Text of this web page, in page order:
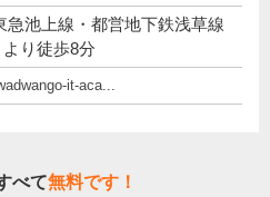
急池上線・都営地下鉄浅草線
より徒歩8分
it-aca...
べて無料です！